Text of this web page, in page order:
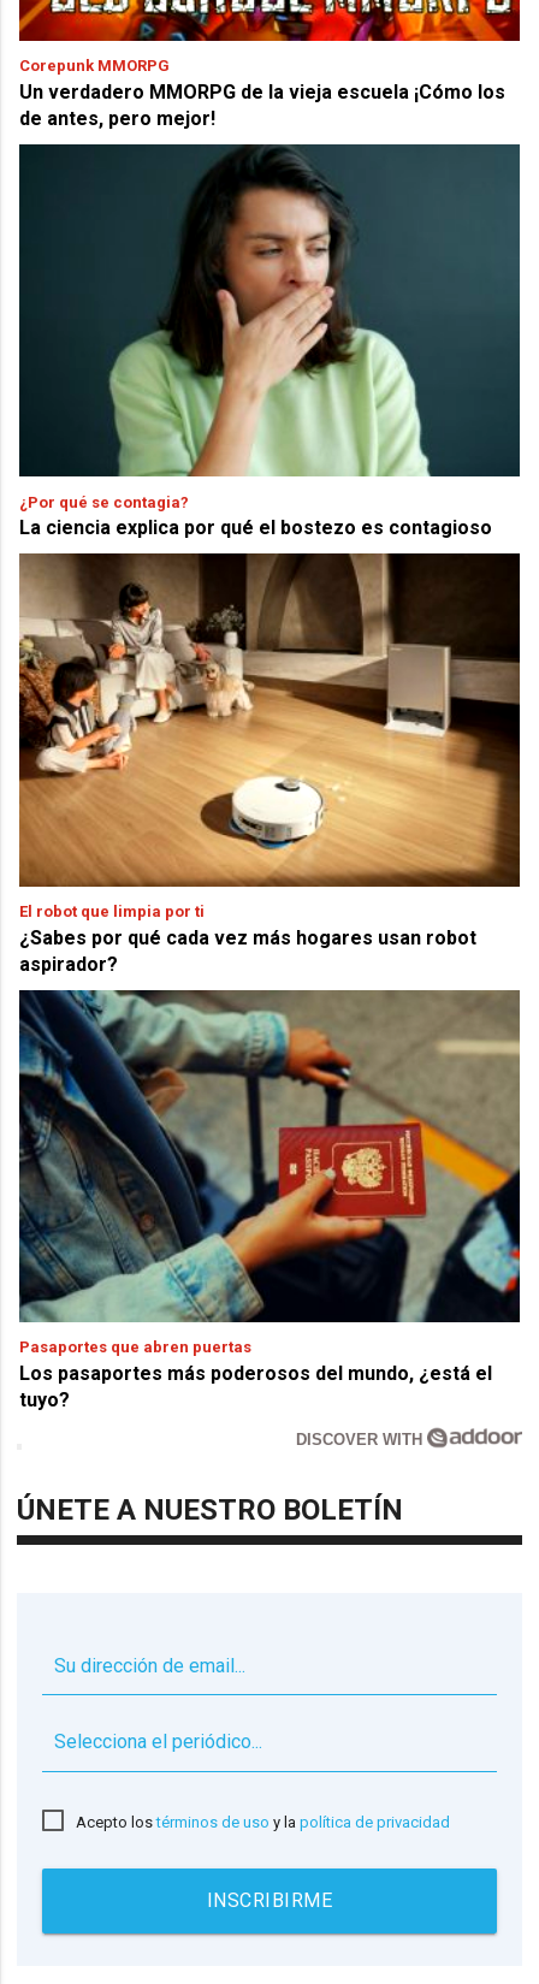
Corepunk MMORPG
Un verdadero MMORPG de la vieja escuela ¡Cómo los
de antes, pero mejor!
¿Por qué se contagia?
La ciencia explica por qué el bostezo es contagioso
El robot que limpia por ti
¿Sabes por qué cada vez más hogares usan robot
aspirador?
Pasaportes que abren puertas
Los pasaportes más poderosos del mundo, ¿está el
tuyo?
DISCOVER WITH
ÚNETE A NUESTRO BOLETÍN
Acepto lostérminos de uso y lapolítica de privacidad
INSCRIBIRME